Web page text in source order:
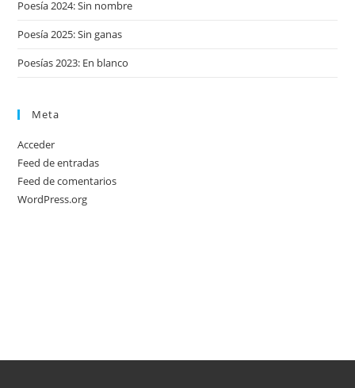
Poesía 2024: Sin nombre
Poesía 2025: Sin ganas
Poesías 2023: En blanco
Meta
Acceder
Feed de entradas
Feed de comentarios
WordPress.org